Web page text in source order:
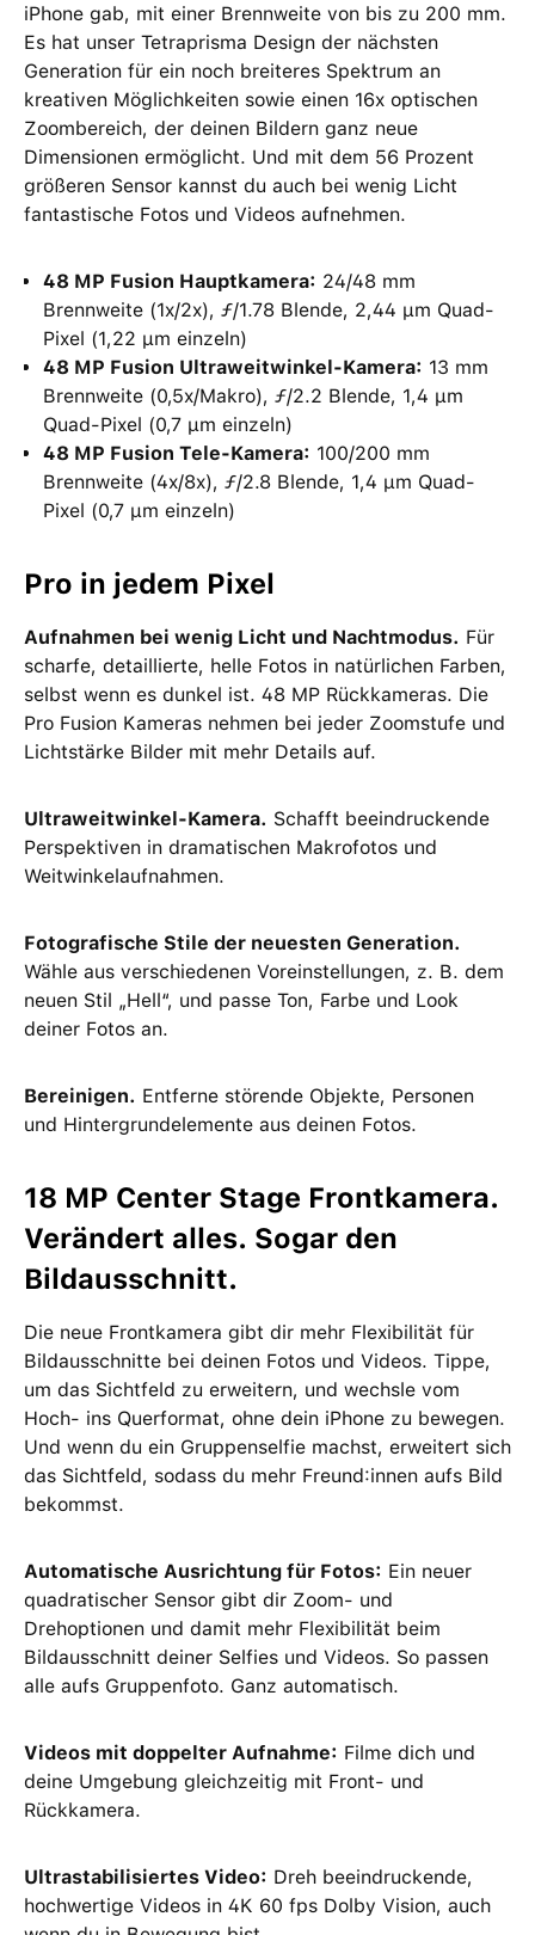
iPhone gab, mit einer Brennweite von bis zu 200 mm.
Es hat unser Tetraprisma Design der nächsten
Generation für ein noch breiteres Spektrum an
kreativen Möglichkeiten sowie einen 16x optischen
Zoombereich, der deinen Bildern ganz neue
Dimensionen ermöglicht. Und mit dem 56 Prozent
größeren Sensor kannst du auch bei wenig Licht
fantastische Fotos und Videos aufnehmen.
48 MP Fusion Hauptkamera: 24/48 mm
Brennweite (1x/2x), ƒ/1.78 Blende, 2,44 μm Quad-
Pixel (1,22 μm einzeln)
48 MP Fusion Ultraweitwinkel-Kamera: 13 mm
Brennweite (0,5x/Makro), ƒ/2.2 Blende, 1,4 μm
Quad-Pixel (0,7 μm einzeln)
48 MP Fusion Tele-Kamera: 100/200 mm
Brennweite (4x/8x), ƒ/2.8 Blende, 1,4 μm Quad-
Pixel (0,7 μm einzeln)
Pro in jedem Pixel
Aufnahmen bei wenig Licht und Nachtmodus. Für
scharfe, detaillierte, helle Fotos in natürlichen Farben,
selbst wenn es dunkel ist. 48 MP Rückkameras. Die
Pro Fusion Kameras nehmen bei jeder Zoomstufe und
Lichtstärke Bilder mit mehr Details auf.
Ultraweitwinkel-Kamera. Schafft beeindruckende
Perspektiven in dramatischen Makrofotos und
Weitwinkelaufnahmen.
Fotografische Stile der neuesten Generation.
Wähle aus verschiedenen Voreinstellungen, z. B. dem
neuen Stil „Hell“, und passe Ton, Farbe und Look
deiner Fotos an.
Bereinigen. Entferne störende Objekte, Personen
und Hintergrundelemente aus deinen Fotos.
18 MP Center Stage Frontkamera.
Verändert alles. Sogar den
Bildausschnitt.
Die neue Frontkamera gibt dir mehr Flexibilität für
Bildausschnitte bei deinen Fotos und Videos. Tippe,
um das Sichtfeld zu erweitern, und wechsle vom
Hoch- ins Querformat, ohne dein iPhone zu bewegen.
Und wenn du ein Gruppenselfie machst, erweitert sich
das Sichtfeld, sodass du mehr Freund:innen aufs Bild
bekommst.
Automatische Ausrichtung für Fotos: Ein neuer
quadratischer Sensor gibt dir Zoom- und
Drehoptionen und damit mehr Flexibilität beim
Bildausschnitt deiner Selfies und Videos. So passen
alle aufs Gruppenfoto. Ganz automatisch.
Videos mit doppelter Aufnahme: Filme dich und
deine Umgebung gleichzeitig mit Front- und
Rückkamera.
Ultrastabilisiertes Video: Dreh beeindruckende,
hochwertige Videos in 4K 60 fps Dolby Vision, auch